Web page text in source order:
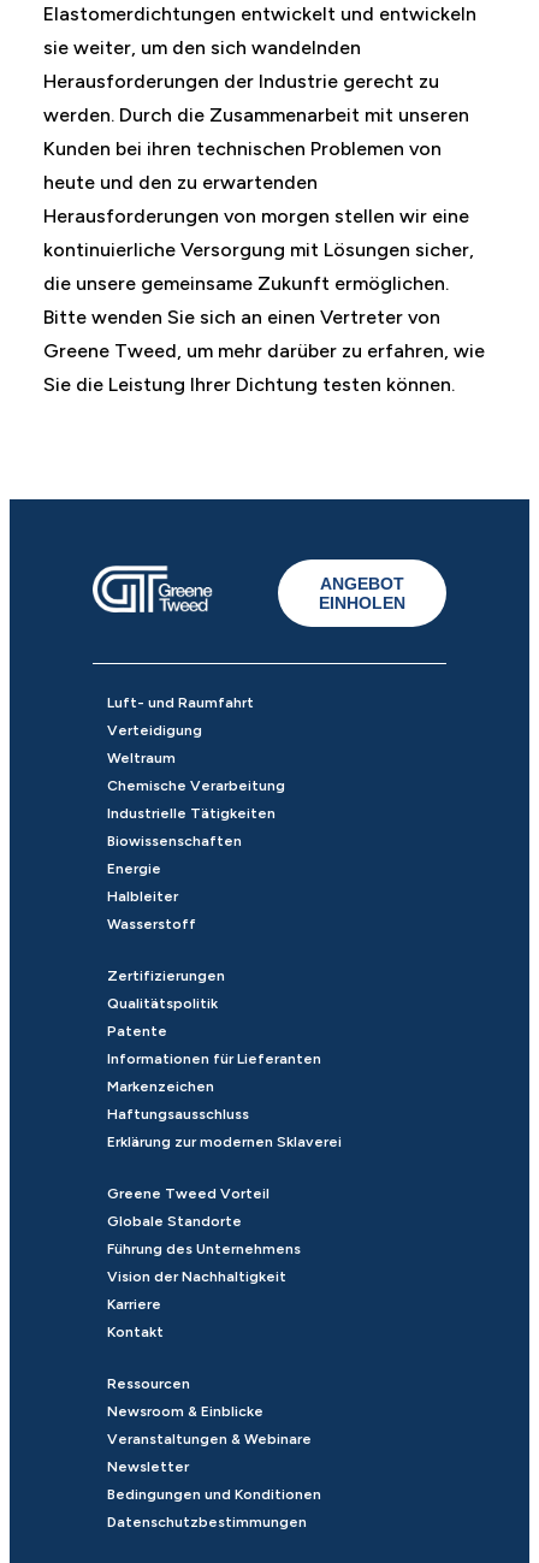
Elastomerdichtungen entwickelt und entwickeln
sie weiter, um den sich wandelnden
Herausforderungen der Industrie gerecht zu
werden. Durch die Zusammenarbeit mit unseren
Kunden bei ihren technischen Problemen von
heute und den zu erwartenden
Herausforderungen von morgen stellen wir eine
kontinuierliche Versorgung mit Lösungen sicher,
die unsere gemeinsame Zukunft ermöglichen.
Bitte wenden Sie sich an einen Vertreter von
Greene Tweed, um mehr darüber zu erfahren, wie
Sie die Leistung Ihrer Dichtung testen können.
ANGEBOT
EINHOLEN
Luft- und Raumfahrt
Verteidigung
Weltraum
Chemische Verarbeitung
Industrielle Tätigkeiten
Biowissenschaften
Energie
Halbleiter
Wasserstoff
Zertifizierungen
Qualitätspolitik
Patente
Informationen für Lieferanten
Markenzeichen
Haftungsausschluss
Erklärung zur modernen Sklaverei
Greene Tweed Vorteil
Globale Standorte
Führung des Unternehmens
Vision der Nachhaltigkeit
Karriere
Kontakt
Ressourcen
Newsroom & Einblicke
Veranstaltungen & Webinare
Newsletter
Bedingungen und Konditionen
Datenschutzbestimmungen